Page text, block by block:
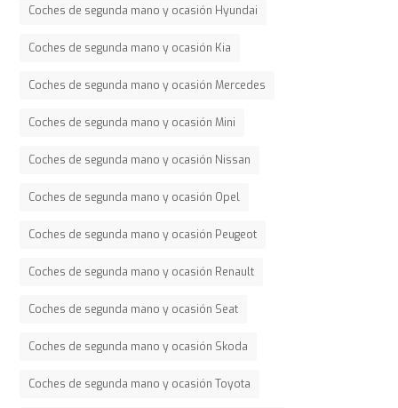
Coches de segunda mano y ocasión Hyundai
Coches de segunda mano y ocasión Kia
Coches de segunda mano y ocasión Mercedes
Coches de segunda mano y ocasión Mini
Coches de segunda mano y ocasión Nissan
Coches de segunda mano y ocasión Opel
Coches de segunda mano y ocasión Peugeot
Coches de segunda mano y ocasión Renault
Coches de segunda mano y ocasión Seat
Coches de segunda mano y ocasión Skoda
Coches de segunda mano y ocasión Toyota